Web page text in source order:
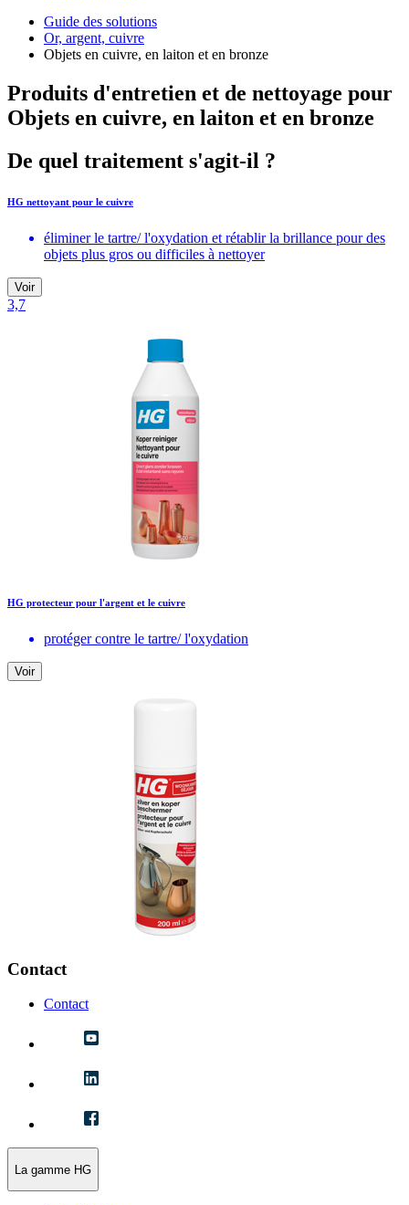
Guide des solutions
Or, argent, cuivre
Objets en cuivre, en laiton et en bronze
Produits d'entretien et de nettoyage pour
Objets en cuivre, en laiton et en bronze
De quel traitement s'agit-il ?
HG nettoyant pour le cuivre
éliminer le tartre/ l'oxydation et rétablir la brillance pour des
objets plus gros ou difficiles à nettoyer
Voir
3,7
HG protecteur pour l'argent et le cuivre
protéger contre le tartre/ l'oxydation
Voir
Contact
Contact
La gamme HG